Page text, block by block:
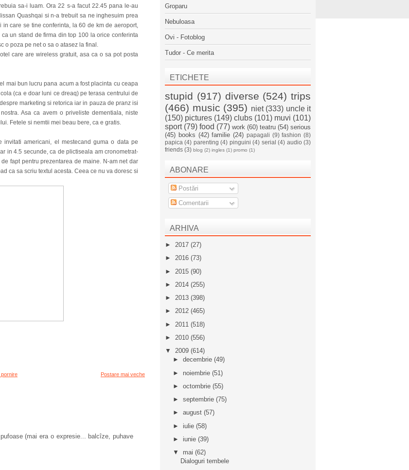
sa-i luam. Ora 22 s-a facut 22.45 pana le-au
Quashqai si n-a trebuit sa ne inghesuim prea
care se tine conferinta, la 60 de km de aeroport,
un stand de firma din top 100 la orice conferinta
o poza pe net o sa o atasez la final.
care are wireless gratuit, asa ca o sa pot posta
mai bun lucru pana acum a fost placinta cu ceapa
(ca e doar luni ce dreaq) pe terasa centrului de
marketing si retorica iar in pauza de pranz isi
Asa ca avem o priveliste dementiala, niste
Fetele si nemtii mei beau bere, ca e gratis.
americani, el mestecand guma o data pe
in 4.5 secunde, ca de plictiseala am cronometrat-
fapt pentru prezentarea de maine. N-am net dar
ca sa scriu textul acesta. Ceea ce nu va doresc si
Postare mai veche
pornire
(mai era o expresie... balcîze, puhave
Groparu
Nebuloasa
Ovi - Fotoblog
Tudor - Ce merita
ETICHETE
stupid (917) diverse (524) trips
(466) music (395) niet (333) uncle it
(150) pictures (149) clubs (101) muvi (101)
sport (79) food (77) work (60) teatru (54) serious
(45) books (42) familie (24) papagali (9) fashion (8)
papica (4) parenting (4) pinguini (4) serial (4) audio (3)
friends (3) blog (2) ingles (1) promo (1)
ABONARE
Postări
Comentarii
ARHIVA
► 2017 (27)
► 2016 (73)
► 2015 (90)
► 2014 (255)
► 2013 (398)
► 2012 (465)
► 2011 (518)
► 2010 (556)
▼ 2009 (614)
► decembrie (49)
► noiembrie (51)
► octombrie (55)
► septembrie (75)
► august (57)
► iulie (58)
► iunie (39)
▼ mai (62)
Dialoguri tembele